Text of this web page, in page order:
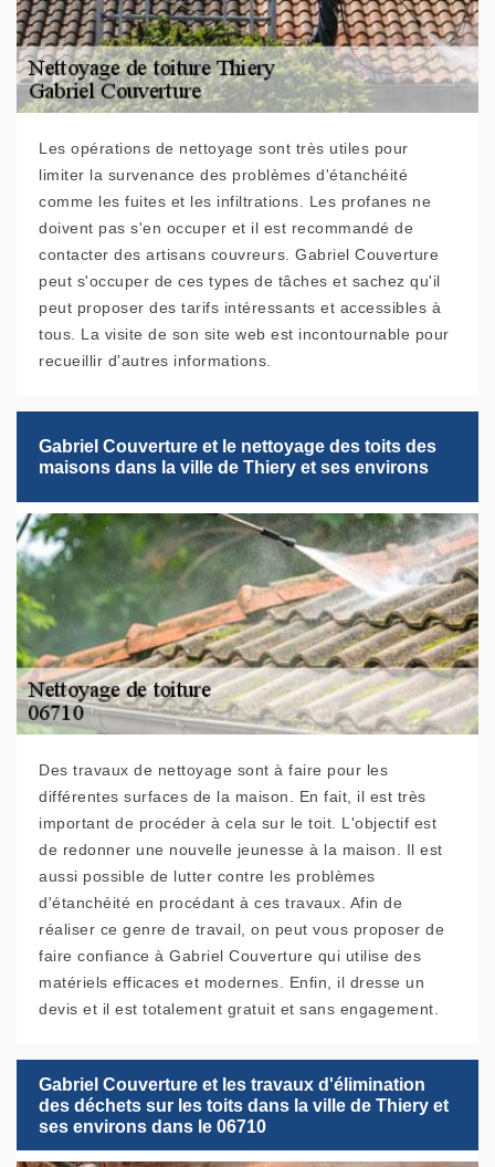
Les opérations de nettoyage sont très utiles pour
limiter la survenance des problèmes d'étanchéité
comme les fuites et les infiltrations. Les profanes ne
doivent pas s'en occuper et il est recommandé de
contacter des artisans couvreurs. Gabriel Couverture
peut s'occuper de ces types de tâches et sachez qu'il
peut proposer des tarifs intéressants et accessibles à
tous. La visite de son site web est incontournable pour
recueillir d'autres informations.
Gabriel Couverture et le nettoyage des toits des
maisons dans la ville de Thiery et ses environs
Des travaux de nettoyage sont à faire pour les
différentes surfaces de la maison. En fait, il est très
important de procéder à cela sur le toit. L'objectif est
de redonner une nouvelle jeunesse à la maison. Il est
aussi possible de lutter contre les problèmes
d'étanchéité en procédant à ces travaux. Afin de
réaliser ce genre de travail, on peut vous proposer de
faire confiance à Gabriel Couverture qui utilise des
matériels efficaces et modernes. Enfin, il dresse un
devis et il est totalement gratuit et sans engagement.
Gabriel Couverture et les travaux d'élimination
des déchets sur les toits dans la ville de Thiery et
ses environs dans le 06710